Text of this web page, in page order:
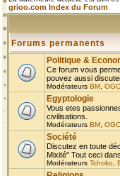
grioo.com Index du Forum
Forums permanents
Politique &
Ce forum vous
pouvez aussi
Modérateurs BM
Egyptologie
Vous etes
civilisations.
Modérateurs BM
Société
Discutez en toute
Mixité" Tout ceci
Modérateurs Tchoko